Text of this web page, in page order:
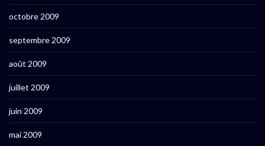
octobre 2009
septembre 2009
août 2009
juillet 2009
juin 2009
mai 2009